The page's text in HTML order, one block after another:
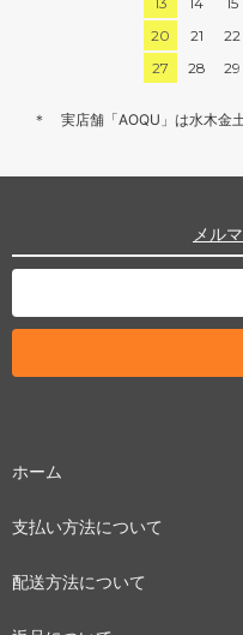
20
21 22
27
28 29
＊ 実店舗「AOQU」は水木金
メル
ホーム
支払い方法について
配送方法について